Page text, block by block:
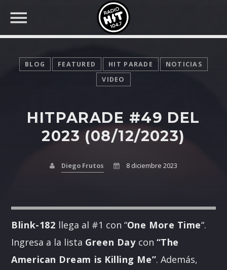
BUSCAR EN RADIO HIT
COMPARTE EN...
Whatsapp
BLOG FEATURED HIT PARADE
NOTICIAS
VIDEO
HITPARADE #49 DEL
2023 (08/12/2023)
Diego Frutos 8 diciembre 2023
Blink-182 llega al #1 con “One More Time“.
Ingresa a la lista Green Day con “The
American Dream is Killing Me”. Además,